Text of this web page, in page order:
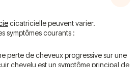
cicatricielle peuvent varier.
symptômes courants :
perte de cheveux progressive sur une
chevelu est un symptôme principal de